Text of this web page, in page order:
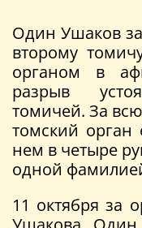
Один Ушаков
второму
органом в
разрыв
томичей. За
томский
нем в четыре
одной
11 октября за